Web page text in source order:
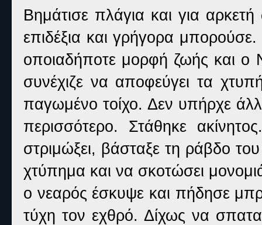
Βημάτισε πλάγια και για
επιδέξια και γρήγορα
οποιαδήποτε μορφή ζωής και ο
συνέχιζε να αποφεύγει τα
παγωμένο τοίχο. Δεν υπήρχε
περισσότερο. Στάθηκε
στριμώξει, βάσταξε τη ράβδο
χτύπημα και να σκοτώσει
ο νεαρός έσκυψε και πήδησε
τύχη τον εχθρό. Δίχως να